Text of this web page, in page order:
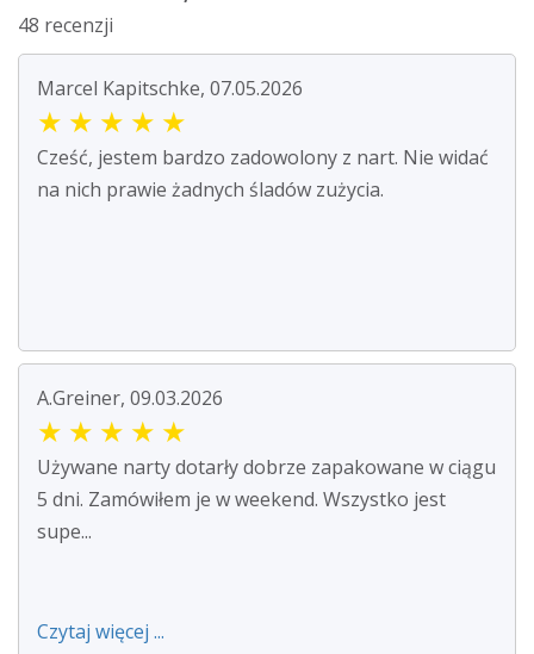
48 recenzji
Marcel Kapitschke, 07.05.2026
★ ★ ★ ★ ★
Cześć, jestem bardzo zadowolony z nart. Nie widać
na nich prawie żadnych śladów zużycia.
A.Greiner, 09.03.2026
★ ★ ★ ★ ★
Używane narty dotarły dobrze zapakowane w ciągu
5 dni. Zamówiłem je w weekend. Wszystko jest
supe...
Czytaj więcej ...